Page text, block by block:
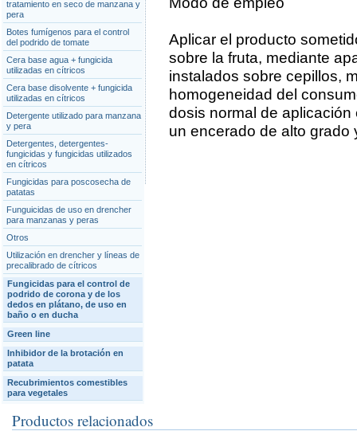
tratamiento en seco de manzana y
pera
Botes fumígenos para el control
del podrido de tomate
Cera base agua + fungicida
utilizadas en cítricos
Cera base disolvente + fungicida
utilizadas en cítricos
Detergente utilizado para manzana
y pera
Detergentes, detergentes-
fungicidas y fungicidas utilizados
en cítricos
Fungicidas para poscosecha de
patatas
Funguicidas de uso en drencher
para manzanas y peras
Otros
Utilización en drencher y líneas de
precalibrado de cítricos
Fungicidas para el control de
podrido de corona y de los
dedos en plátano, de uso en
baño o en ducha
Green line
Inhibidor de la brotación en
patata
Recubrimientos comestibles
para vegetales
Aplicar el producto
sobre la fruta, mediante
instalados sobre cepillos,
homogeneidad del
dosis normal de
un encerado de alto grado
Productos relacionados